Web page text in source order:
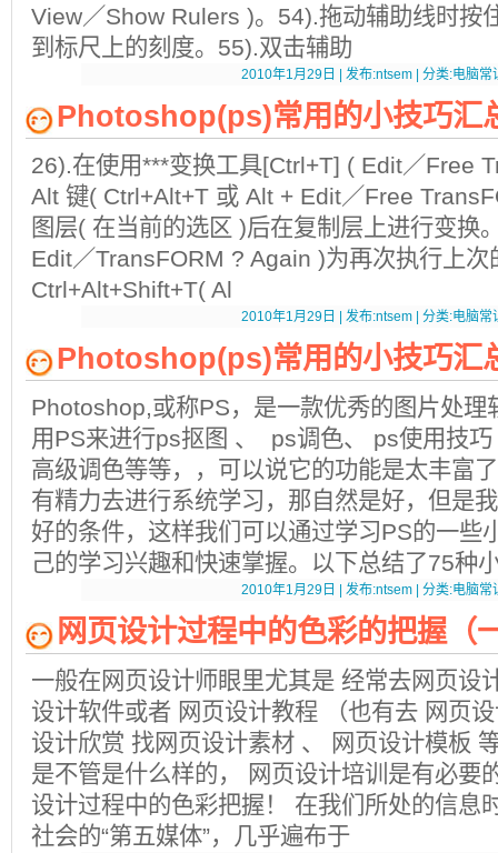
View／Show Rulers )。54).拖动辅助线时按
到标尺上的刻度。55).双击辅助
2010年1月29日 | 发布:ntsem | 分类:电脑常
Photoshop(ps)常用的小技巧汇
26).在使用***变换工具[Ctrl+T] ( Edit／Free
Alt 键( Ctrl+Alt+T 或 Alt + Edit／Free
图层( 在当前的选区 )后在复制层上进行变换
Edit／TransFORM ? Again )为再次执行上次
Ctrl+Alt+Shift+T( Al
2010年1月29日 | 发布:ntsem | 分类:电脑常
Photoshop(ps)常用的小技巧汇
Photoshop,或称PS，是一款优秀的图片处理
用PS来进行ps抠图 、 ps调色、 ps使用技
高级调色等等，，可以说它的功能是太丰富
有精力去进行系统学习，那自然是好，但是
好的条件，这样我们可以通过学习PS的一些
己的学习兴趣和快速掌握。以下总结了75种
2010年1月29日 | 发布:ntsem | 分类:电脑常
网页设计过程中的色彩的把握（
一般在网页设计师眼里尤其是 经常去网页设
设计软件或者 网页设计教程 （也有去 网页
设计欣赏 找网页设计素材 、 网页设计模板
是不管是什么样的， 网页设计培训是有必要
设计过程中的色彩把握！ 在我们所处的信息
社会的“第五媒体”，几乎遍布于